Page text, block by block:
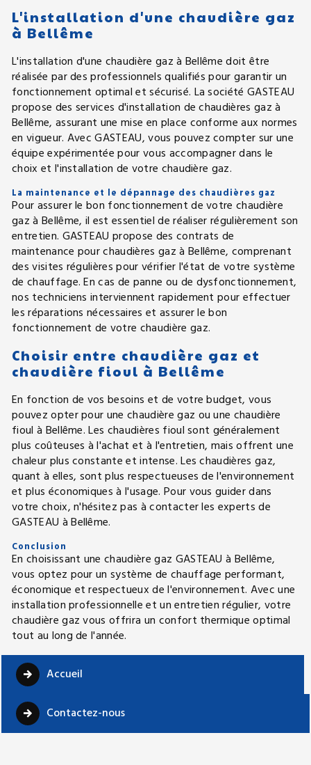
L'installation d'une chaudière gaz
à Bellême
L'installation d'une chaudière gaz à Bellême doit être
réalisée par des professionnels qualifiés pour garantir un
fonctionnement optimal et sécurisé. La société GASTEAU
propose des services d'installation de chaudières gaz à
Bellême, assurant une mise en place conforme aux normes
en vigueur. Avec GASTEAU, vous pouvez compter sur une
équipe expérimentée pour vous accompagner dans le
choix et l'installation de votre chaudière gaz.
La maintenance et le dépannage des chaudières gaz
Pour assurer le bon fonctionnement de votre chaudière
gaz à Bellême, il est essentiel de réaliser régulièrement son
entretien. GASTEAU propose des contrats de
maintenance pour chaudières gaz à Bellême, comprenant
des visites régulières pour vérifier l'état de votre système
de chauffage. En cas de panne ou de dysfonctionnement,
nos techniciens interviennent rapidement pour effectuer
les réparations nécessaires et assurer le bon
fonctionnement de votre chaudière gaz.
Choisir entre chaudière gaz et
chaudière fioul à Bellême
En fonction de vos besoins et de votre budget, vous
pouvez opter pour une chaudière gaz ou une chaudière
fioul à Bellême. Les chaudières fioul sont généralement
plus coûteuses à l'achat et à l'entretien, mais offrent une
chaleur plus constante et intense. Les chaudières gaz,
quant à elles, sont plus respectueuses de l'environnement
et plus économiques à l'usage. Pour vous guider dans
votre choix, n'hésitez pas à contacter les experts de
GASTEAU à Bellême.
Conclusion
En choisissant une chaudière gaz GASTEAU à Bellême,
vous optez pour un système de chauffage performant,
économique et respectueux de l'environnement. Avec une
installation professionnelle et un entretien régulier, votre
chaudière gaz vous offrira un confort thermique optimal
tout au long de l'année.
Accueil
Contactez-nous